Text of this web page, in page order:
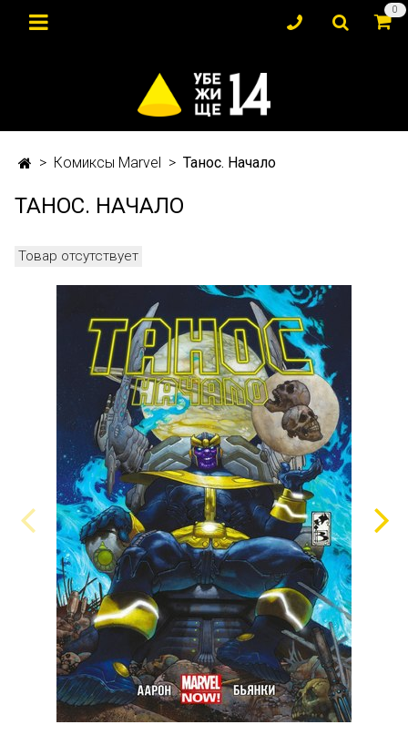
0
Комиксы Marvel Танос. Начало
ТАНОС. НАЧАЛО
Товар отсутствует